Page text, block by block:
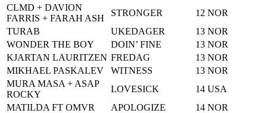
CLMD + DAVION
FARRIS + FARAH ASH
STRONGER 12 NOR
TURAB
UKEDAGER 13 NOR
WONDER THE BOY
DOIN’ FINE 13 NOR
KJARTAN LAURITZEN FREDAG 13 NOR
MIKHAEL PASKALEV
WITNESS 13 NOR
MURA MASA + ASAP
ROCKY
LOVESICK 14 USA
MATILDA FT OMVR
APOLOGIZE 14 NOR